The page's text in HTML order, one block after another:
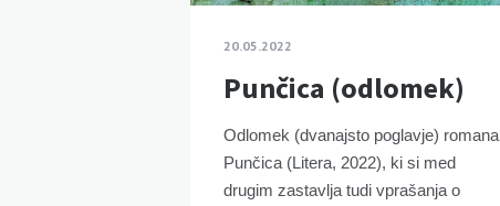
20.05.2022
Punčica (odlomek)
Odlomek (dvanajsto poglavje) romana
Punčica (Litera, 2022), ki si med
drugim zastavlja tudi vprašanja o